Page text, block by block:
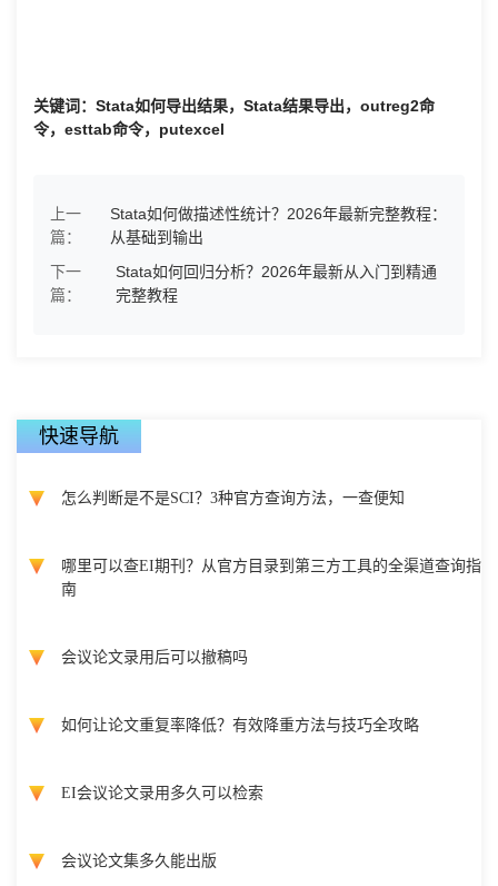
关键词：Stata如何导出结果，Stata结果导出，outreg2命
令，esttab命令，putexcel
上一
篇：
Stata如何做描述性统计？2026年最新完整教程：
从基础到输出
下一
篇：
Stata如何回归分析？2026年最新从入门到精通
完整教程
快速导航
怎么判断是不是SCI？3种官方查询方法，一查便知
哪里可以查EI期刊？从官方目录到第三方工具的全渠道查询指
南
会议论文录用后可以撤稿吗
如何让论文重复率降低？有效降重方法与技巧全攻略
EI会议论文录用多久可以检索
会议论文集多久能出版